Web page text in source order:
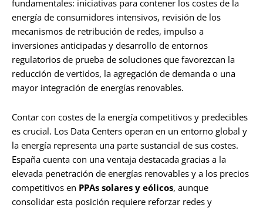
fundamentales: iniciativas para contener los costes de la
energía de consumidores intensivos, revisión de los
mecanismos de retribución de redes, impulso a
inversiones anticipadas y desarrollo de entornos
regulatorios de prueba de soluciones que favorezcan la
reducción de vertidos, la agregación de demanda o una
mayor integración de energías renovables.
Contar con costes de la energía competitivos y predecibles
es crucial. Los Data Centers operan en un entorno global y
la energía representa una parte sustancial de sus costes.
España cuenta con una ventaja destacada gracias a la
elevada penetración de energías renovables y a los precios
competitivos en PPAs solares y eólicos, aunque
consolidar esta posición requiere reforzar redes y